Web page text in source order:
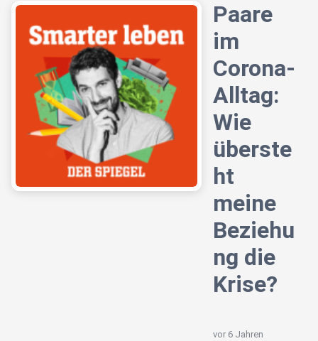
Paare
im
Corona-
Alltag:
Wie
überste
ht
meine
Beziehu
ng die
Krise?
vor 6 Jahren